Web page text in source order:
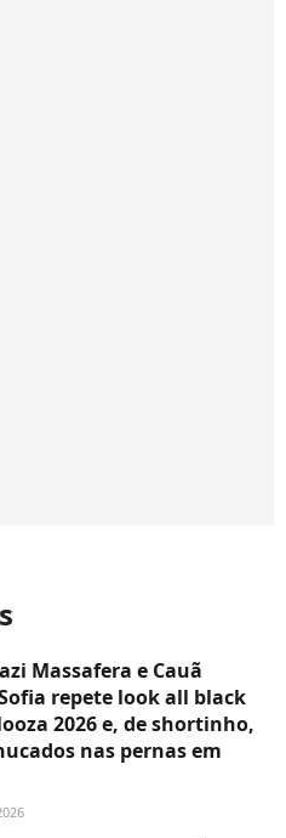
Massafera e Cauã
repete look all black
2026 e, de shortinho,
nas pernas em